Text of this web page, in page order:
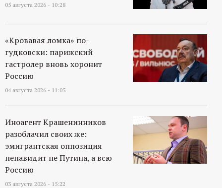
05 августа 2026 - 10:28
«Кровавая ломка» по-
гудковски: парижский
гастролер вновь хоронит
Россию
04 августа 2026 - 11:05
Иноагент Крашенинников
разоблачил своих же:
эмигрантская оппозиция
ненавидит не Путина, а всю
Россию
03 августа 2026 - 15:22